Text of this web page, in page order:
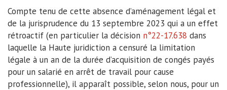
Compte tenu de cette absence d’aménagement légal et
de la jurisprudence du 13 septembre 2023 qui a un effet
rétroactif (en particulier la décision n°22-17.638 dans
laquelle la Haute juridiction a censuré la limitation
légale à un an de la durée d’acquisition de congés payés
pour un salarié en arrêt de travail pour cause
professionnelle), il apparaît possible, selon nous, pour un